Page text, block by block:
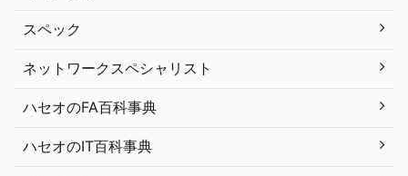
スペック
ネットワークスペシャリスト
ハセオのFA百科事典
ハセオのIT百科事典